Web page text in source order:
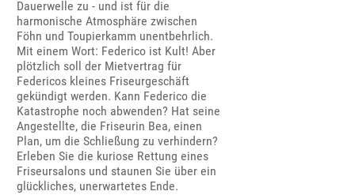
Dauerwelle zu - und ist für die
harmonische Atmosphäre zwischen
Föhn und Toupierkamm unentbehrlich.
Mit einem Wort: Federico ist Kult! Aber
plötzlich soll der Mietvertrag für
Federicos kleines Friseurgeschäft
gekündigt werden. Kann Federico die
Katastrophe noch abwenden? Hat seine
Angestellte, die Friseurin Bea, einen
Plan, um die Schließung zu verhindern?
Erleben Sie die kuriose Rettung eines
Friseursalons und staunen Sie über ein
glückliches, unerwartetes Ende.